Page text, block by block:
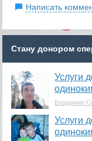
Написать
Стану донором
Услуги
Владимир
Услуги